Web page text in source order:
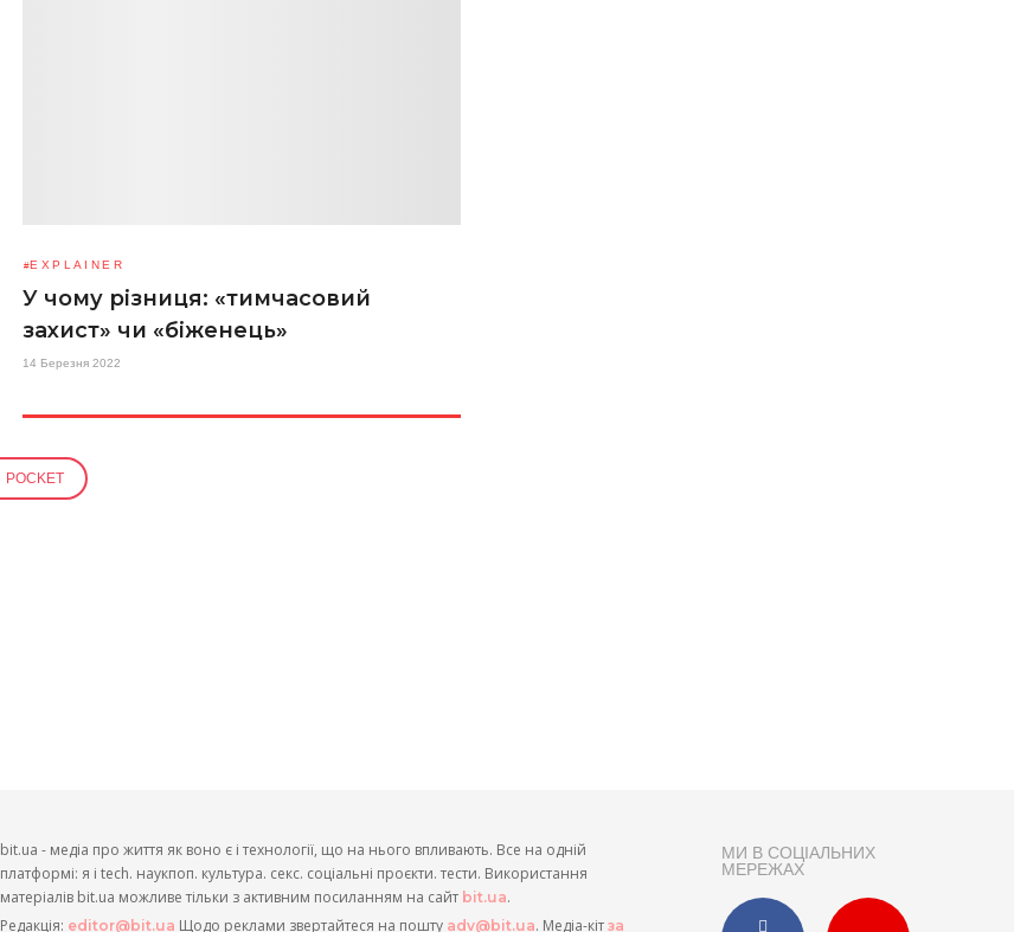
EXPLAINER
У чому різниця: «тимчасовий
захист» чи «біженець»
14 Березня 2022
POCKET
МИ В СОЦІАЛЬНИХ
МЕРЕЖАХ
bit.ua - медіа про життя як воно є і технології, що на нього впливають. Все на одній
платформі: я і tech. наукпоп. культура. секс. соціальні проєкти. тести. Використання
матеріалів bit.ua можливе тільки з активним посиланням на сайт bit.ua.
Редакція: editor@bit.ua Щодо реклами звертайтеся на пошту adv@bit.ua. Медіа-кіт за